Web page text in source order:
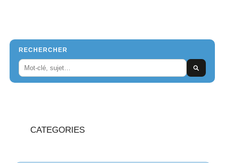
RECHERCHER
CATEGORIES